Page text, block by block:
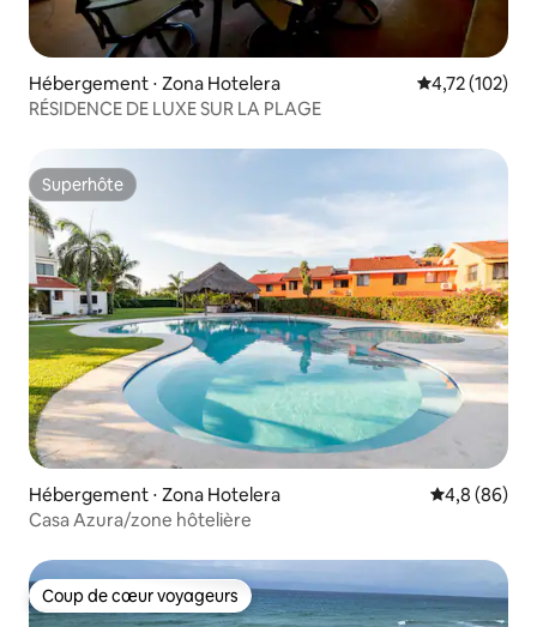
Hébergement ⋅ Zona Hotelera Évaluation
4,72 (102)
RÉSIDENCE DE LUXE SUR LA PLAGE
Superhôte
Superhôte
Hébergement ⋅ Zona Hotelera Évaluation
4,8 (86)
Casa Azura/zone hôtelière
Coup de cœur voyageurs
Coup de cœur voyageurs